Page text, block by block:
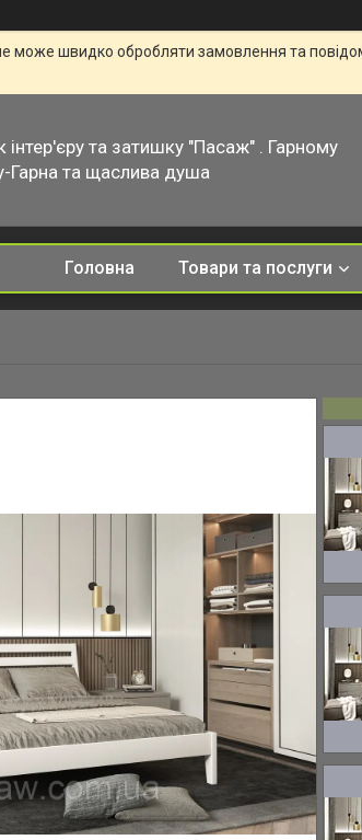
може швидко обробляти замовлення та
інтер'єру та затишку "Пасаж" . Гарному
Гарна та щаслива душа
Головна Товари та послуги